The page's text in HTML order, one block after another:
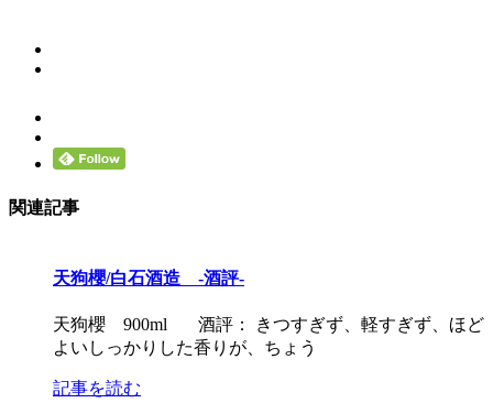
関連記事
天狗櫻/白石酒造 -酒評-
天狗櫻 900ml 酒評： きつすぎず、軽すぎず、ほど
よいしっかりした香りが、ちょう
記事を読む